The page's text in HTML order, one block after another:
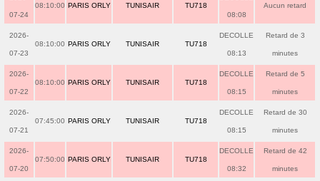
07-24
08:10:00 PARIS ORLY TUNISAIR TU718
08:08
Aucun retard
2026-
07-23
08:10:00 PARIS ORLY TUNISAIR TU718
DECOLLE
08:13
Retard de 3
minutes
2026-
07-22
08:10:00 PARIS ORLY TUNISAIR TU718
DECOLLE
08:15
Retard de 5
minutes
2026-
07-21
07:45:00 PARIS ORLY TUNISAIR TU718
DECOLLE
08:15
Retard de 30
minutes
2026-
07-20
07:50:00 PARIS ORLY TUNISAIR TU718
DECOLLE
08:32
Retard de 42
minutes